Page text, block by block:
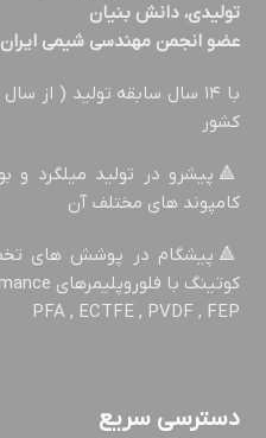
تولیدی، دانش بنیان
عضو انجمن مهندسي شيمي ايران
کشور
کامپوند های مختلف آن
کوتینگ با فلوروپليمرهاي High Performance همچون
PFA , ECTFE , PVDF , FEP
دسترسی سریع